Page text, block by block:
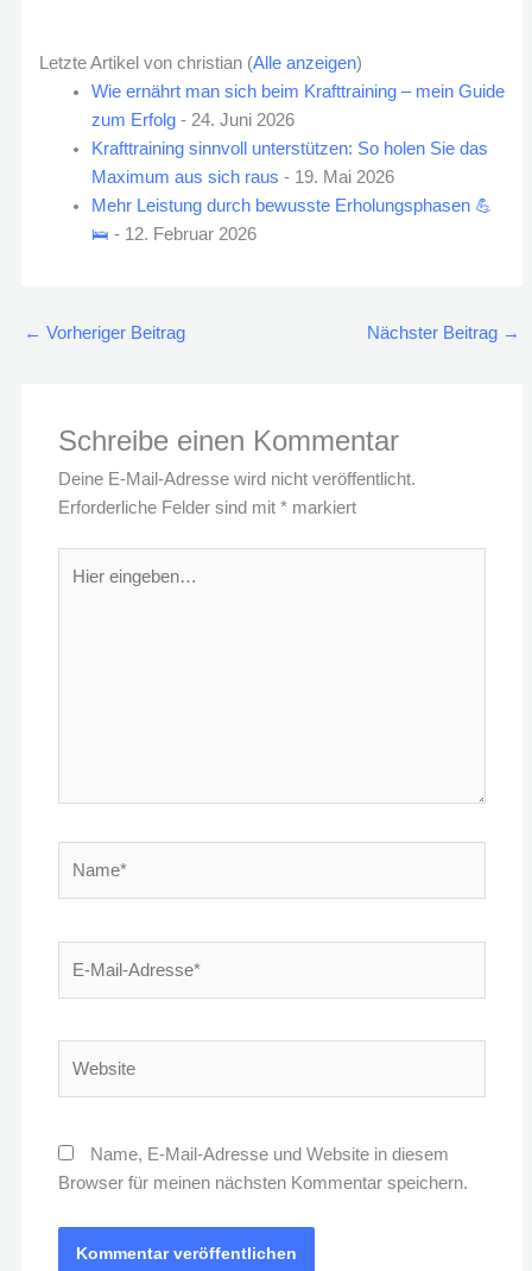
Letzte Artikel von christian (Alle anzeigen)
Wie ernährt man sich beim Krafttraining – mein Guide
zum Erfolg- 24. Juni 2026
Krafttraining sinnvoll unterstützen: So holen Sie das
Maximum aus sich raus - 19. Mai 2026
Mehr Leistung durch bewusste Erholungsphasen 💪
🛌 - 12. Februar 2026
← Vorheriger Beitrag Nächster Beitrag →
Schreibe einen Kommentar
Deine E-Mail-Adresse wird nicht veröffentlicht.
Erforderliche Felder sind mit* markiert
eingeben…
Name, E-Mail-Adresse und Website in diesem
Browser für meinen nächsten Kommentar speichern.